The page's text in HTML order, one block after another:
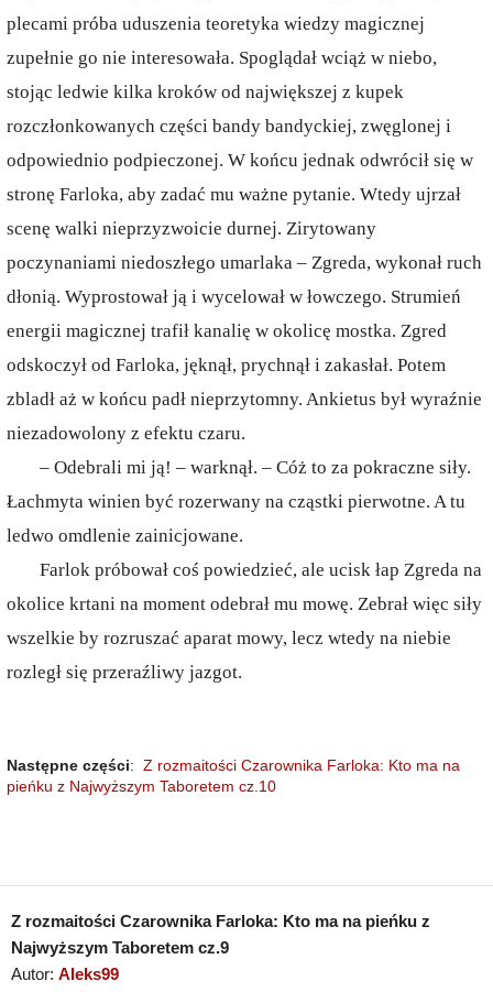
plecami próba uduszenia teoretyka wiedzy magicznej
zupełnie go nie interesowała. Spoglądał wciąż w niebo,
stojąc ledwie kilka kroków od największej z kupek
rozczłonkowanych części bandy bandyckiej, zwęglonej i
odpowiednio podpieczonej. W końcu jednak odwrócił się w
stronę Farloka, aby zadać mu ważne pytanie. Wtedy ujrzał
scenę walki nieprzyzwoicie durnej. Zirytowany
poczynaniami niedoszłego umarlaka – Zgreda, wykonał ruch
dłonią. Wyprostował ją i wycelował w łowczego. Strumień
energii magicznej trafił kanalię w okolicę mostka. Zgred
odskoczył od Farloka, jęknął, prychnął i zakasłał. Potem
zbladł aż w końcu padł nieprzytomny. Ankietus był wyraźnie
niezadowolony z efektu czaru.
– Odebrali mi ją! – warknął. – Cóż to za pokraczne siły.
Łachmyta winien być rozerwany na cząstki pierwotne. A tu
ledwo omdlenie zainicjowane.
Farlok próbował coś powiedzieć, ale ucisk łap Zgreda na
okolice krtani na moment odebrał mu mowę. Zebrał więc siły
wszelkie by rozruszać aparat mowy, lecz wtedy na niebie
rozległ się przeraźliwy jazgot.
Następne części: Z rozmaitości Czarownika Farloka: Kto ma na
pieńku z Najwyższym Taboretem cz.10
Z rozmaitości Czarownika Farloka: Kto ma na pieńku z
Najwyższym Taboretem cz.9
Autor: Aleks99